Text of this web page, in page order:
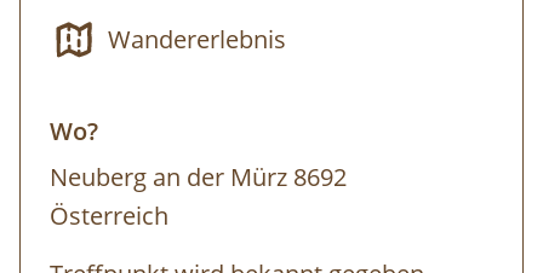
Wandererlebnis
Wo?
Neuberg an der Mürz 8692
Österreich